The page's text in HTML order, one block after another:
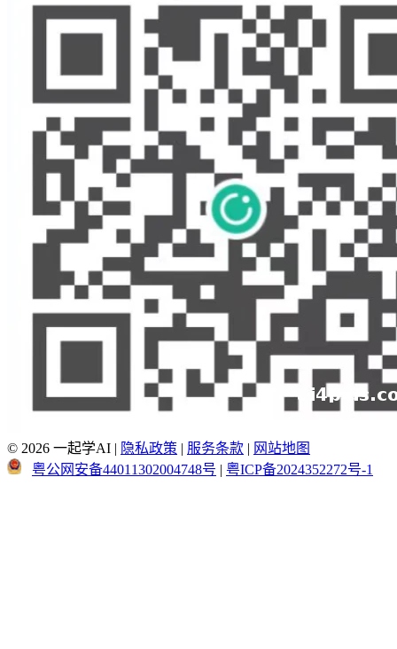
© 2026 一起学AI | 隐私政策 | 服务条款 | 网站地图
粤公网安备44011302004748号 | 粤ICP备2024352272号-1